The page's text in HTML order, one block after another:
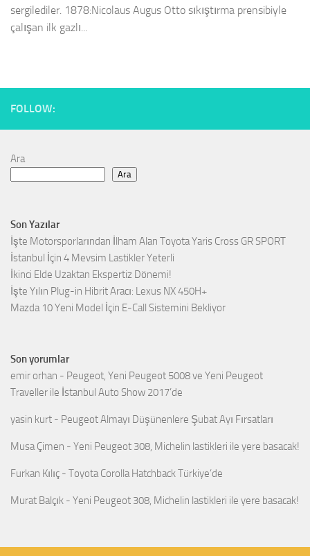
sergilediler. 1878:Nicolaus Augus Otto sıkıştırma prensibiyle
çalışan ilk gazlı...
FOLLOW:
Ara
Ara
Son Yazılar
İşte Motorsporlarından İlham Alan Toyota Yaris Cross GR SPORT
İstanbul İçin 4 Mevsim Lastikler Yeterli
İkinci Elde Uzaktan Ekspertiz Dönemi!
İşte Yılın Plug-in Hibrit Aracı: Lexus NX 450H+
Mazda 10 Yeni Model İçin E-Call Sistemini Bekliyor
Son yorumlar
emir orhan - Peugeot, Yeni Peugeot 5008 ve Yeni Peugeot
Traveller ile İstanbul Auto Show 2017’de
yasin kurt - Peugeot Almayı Düşünenlere Şubat Ayı Fırsatları
Musa Çimen - Yeni Peugeot 308, Michelin lastikleri ile yere basacak!
Furkan Kılıç - Toyota Corolla Hatchback Türkiye’de
Murat Balçık - Yeni Peugeot 308, Michelin lastikleri ile yere basacak!